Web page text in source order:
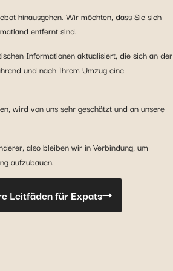
hinausgehen. Wir möchten, dass Sie sich
entfernt sind.
Informationen aktualisiert, die sich an der
und nach Ihrem Umzug eine
wird von uns sehr geschätzt und an unsere
also bleiben wir in Verbindung, um
aufzubauen.
Leitfäden für Expats